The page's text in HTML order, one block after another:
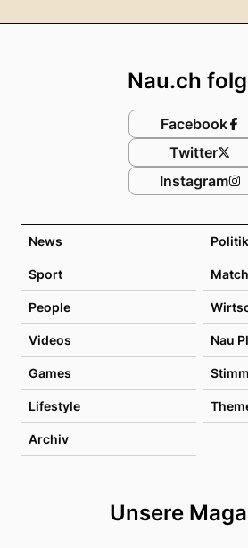
News Politik
Sport
People
Videos Nau
Games
Lifestyle
Archiv
Unsere
Nau.ch
Facebook
Twitter
Instagram